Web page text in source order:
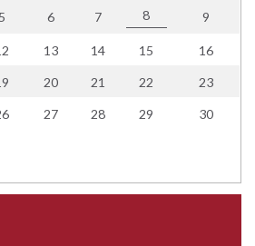
5 6 7 8 9
13 14 15 16
20 21 22 23
27 28 29 30